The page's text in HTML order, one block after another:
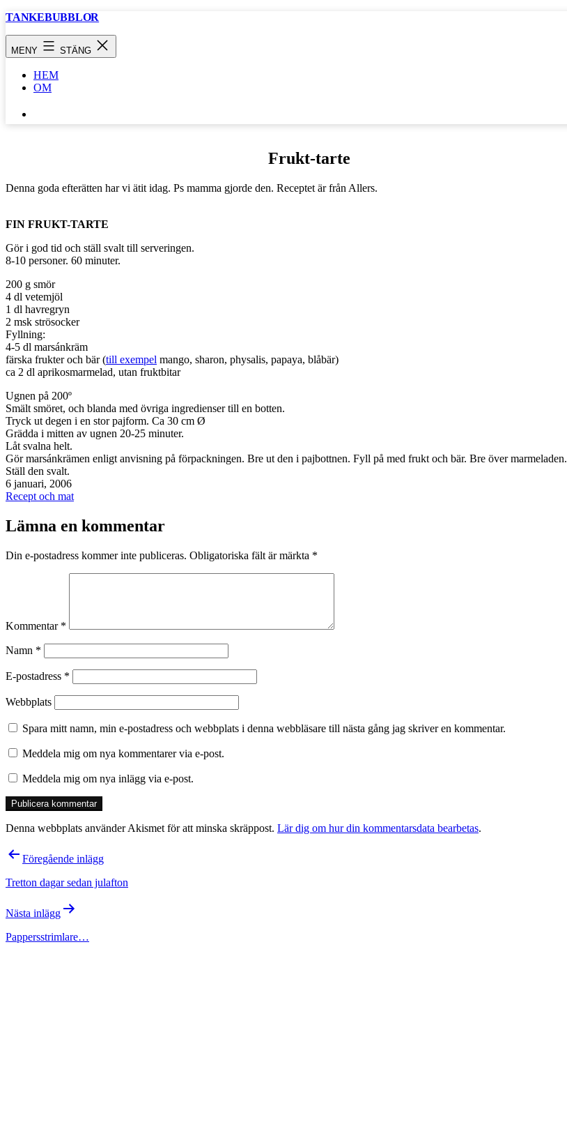
Hoppa
TANKEBUBBLOR
MENY STÄNG
HEM
OM
…
Frukt-tarte
Denna goda efterätten har vi ätit idag. Ps mamma gjorde den. Receptet är från Allers.
FIN FRUKT-TARTE
Gör i god tid och ställ svalt till serveringen.
8-10 personer. 60 minuter.
200 g smör
4 dl vetemjöl
1 dl havregryn
2 msk strösocker
Fyllning:
4-5 dl marsánkräm
färska frukter och bär (till exempel mango, sharon, physalis, papaya, blåbär)
ca 2 dl aprikosmarmelad, utan fruktbitar
Ugnen på 200º
Smält smöret, och blanda med övriga ingredienser till en botten.
Tryck ut degen i en stor pajform. Ca 30 cm Ø
Grädda i mitten av ugnen 20-25 minuter.
Låt svalna helt.
Gör marsánkrämen enligt anvisning på förpackningen. Bre ut den i pajbottnen. Fyll på med frukt och bär. Bre över marmeladen.
Ställ den svalt.
Publicerat
den
6 januari, 2006
Kategoriserat
Recept och mat
Lämna en kommentar
Din e-postadress kommer inte publiceras. Obligatoriska fält är märkta *
Kommentar *
Namn *
E-postadress *
Webbplats
Spara mitt namn, min e-postadress och webbplats i denna webbläsare till nästa gång jag skriver en kommentar.
Meddela mig om nya kommentarer via e-post.
Meddela mig om nya inlägg via e-post.
Denna webbplats använder Akismet för att minska skräppost. Lär dig om hur din kommentarsdata bearbetas.
Inläggsnavigering
Föregående inlägg
Tretton dagar sedan julafton
Nästa inlägg
Pappersstrimlare…